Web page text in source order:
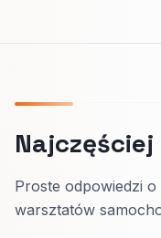
Proste odpowiedzi
warsztatów